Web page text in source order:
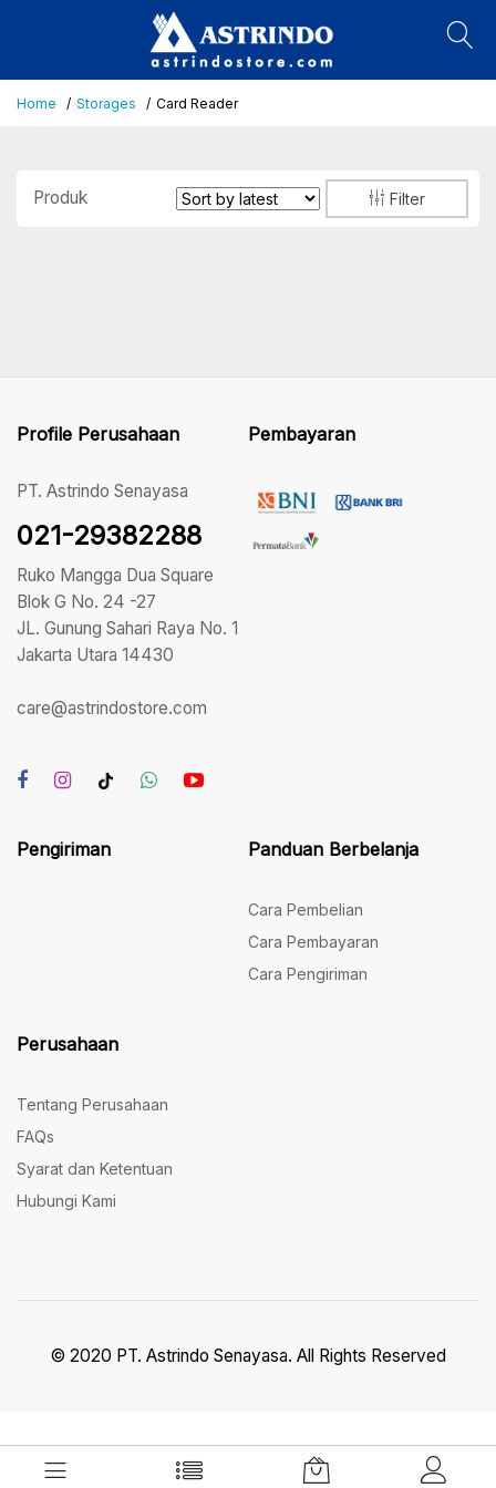
Home Storages Card Reader
Produk Filter
Profile Perusahaan
PT. Astrindo Senayasa
021-29382288
Ruko Mangga Dua Square
Blok G No. 24 -27
JL. Gunung Sahari Raya No. 1
Jakarta Utara 14430
care@astrindostore.com
Pembayaran
Pengiriman Panduan Berbelanja
Cara Pembelian
Cara Pembayaran
Cara Pengiriman
Perusahaan
Tentang Perusahaan
FAQs
Syarat dan Ketentuan
Hubungi Kami
© 2020 PT. Astrindo Senayasa. All Rights Reserved